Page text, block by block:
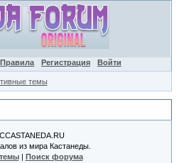
Правила Регистрация Войти
темы
из мира Кастанеды.
| Поиск форума